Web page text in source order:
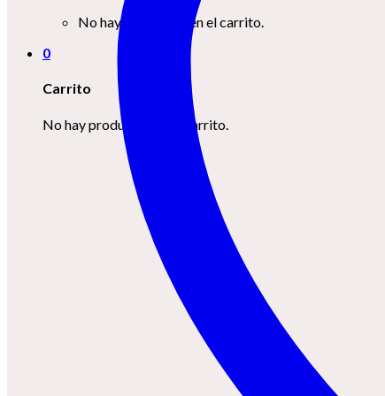
No hay productos en el carrito.
0
Carrito
No hay productos en el carrito.